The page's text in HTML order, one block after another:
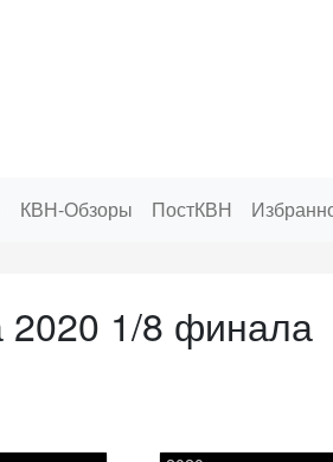
КВН-Обзоры ПостКВН
1/8 финала